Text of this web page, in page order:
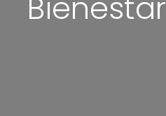
Bienestar